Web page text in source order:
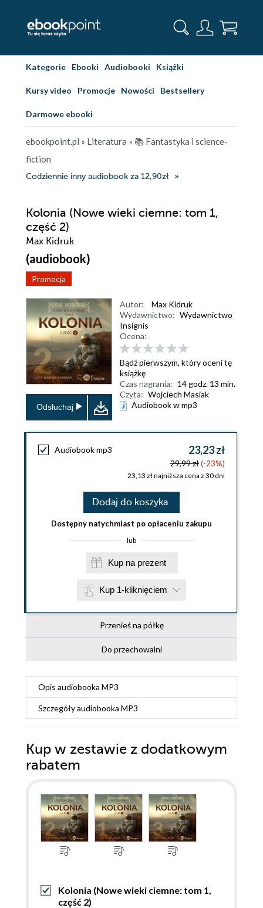
Kategorie Ebooki Audiobooki Książki
Kursy video Promocje Nowości Bestsellery
Darmowe ebooki
ebookpoint.pl » Literatura » 📚 Fantastyka i science-
fiction
Codziennie inny audiobook za 12,90zł
Kolonia (Nowe wieki ciemne: tom 1,
część 2)
Max Kidruk
(audiobook)
Promocja
Odsłuchaj
Autor:
Max Kidruk
Wydawnictwo: Wydawnictwo
Insignis
Ocena:
Bądź pierwszym, który oceni tę
książkę
Czas nagrania: 14 godz. 13 min.
Czyta: Wojciech Masiak
Audiobook w mp3
Audiobook mp3 23,23 zł
29,99 zł(-23%)
23,13 zł najniższa cena z 30 dni
Dodaj do koszyka
Dostępny natychmiast po opłaceniu zakupu
lub
Kup na prezent
Kup 1-kliknięciem
Przenieś na półkę
Do przechowalni
Opis audiobooka MP3
Szczegółyaudiobooka MP3
Kup w zestawie z dodatkowym
rabatem
Kolonia (Nowe wieki ciemne: tom 1,
część 2)